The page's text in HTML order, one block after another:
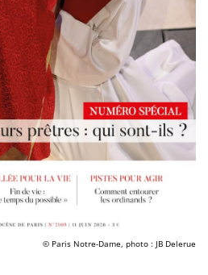
© Paris Notre-Dame, photo : JB Delerue